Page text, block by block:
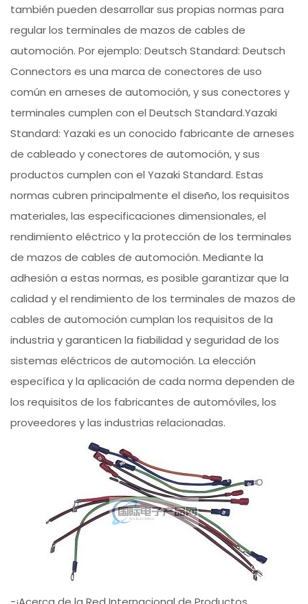
también pueden desarrollar sus propias normas para
regular los terminales de mazos de cables de
automoción. Por ejemplo: Deutsch Standard: Deutsch
Connectors es una marca de conectores de uso
común en arneses de automoción, y sus conectores y
terminales cumplen con el Deutsch Standard.Yazaki
Standard: Yazaki es un conocido fabricante de arneses
de cableado y conectores de automoción, y sus
productos cumplen con el Yazaki Standard. Estas
normas cubren principalmente el diseño, los requisitos
materiales, las especificaciones dimensionales, el
rendimiento eléctrico y la protección de los terminales
de mazos de cables de automoción. Mediante la
adhesión a estas normas, es posible garantizar que la
calidad y el rendimiento de los terminales de mazos de
cables de automoción cumplan los requisitos de la
industria y garanticen la fiabilidad y seguridad de los
sistemas eléctricos de automoción. La elección
específica y la aplicación de cada norma dependen de
los requisitos de los fabricantes de automóviles, los
proveedores y las industrias relacionadas.